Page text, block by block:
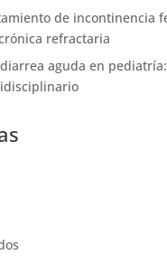
de incontinencia
refractaria
aguda en